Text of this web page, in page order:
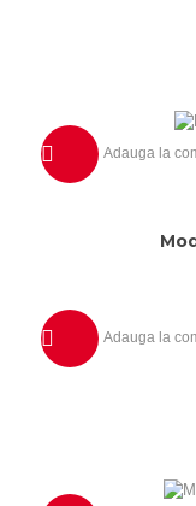
Adauga la
Adauga la